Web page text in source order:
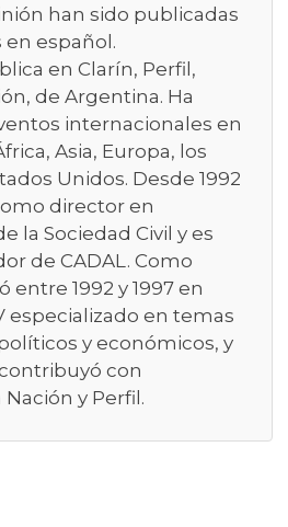
han sido publicadas
en español.
en Clarín, Perfil,
de Argentina. Ha
internacionales en
Asia, Europa, los
Unidos. Desde 1992
director en
la Sociedad Civil y es
de CADAL. Como
entre 1992 y 1997 en
especializado en temas
y económicos, y
con
y Perfil.